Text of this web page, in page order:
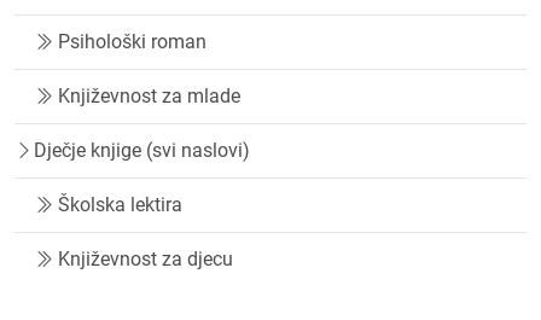
Psihološki roman
Književnost za mlade
Dječje knjige (svi naslovi)
Školska lektira
Književnost za djecu